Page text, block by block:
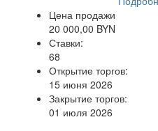
Цена продажи
20 000,00 BYN
Ставки:
68
Открытие торгов:
15 июня 2026
Закрытие торгов:
01 июля 2026